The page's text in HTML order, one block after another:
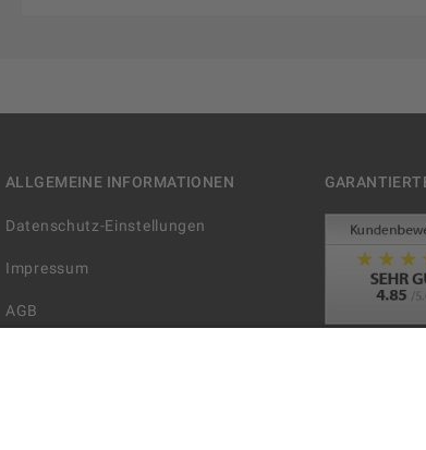
ALLGEMEINE INFORMATIONEN
Datenschutz-Einstellungen
Impressum
AGB